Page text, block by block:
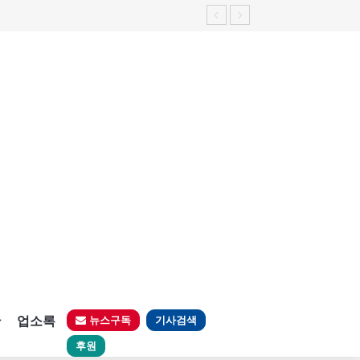
업소록 뉴스구독 기사검색
후원